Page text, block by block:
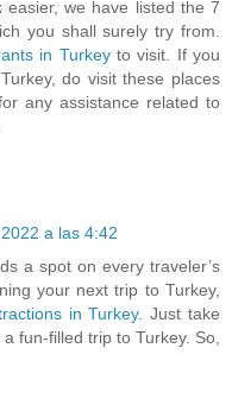
we have listed the 7
you shall surely try from.
in Turkeyto visit. If you
do visit these places
any assistance related to
a las 4:42
a spot on every traveler’s
your next trip to Turkey,
in Turkey. Just take
fun-filled trip to Turkey. So,